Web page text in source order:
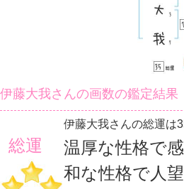
伊藤大我さんの画数の鑑定結果
総運
伊藤大我さんの総運は
温厚な性格で
和な性格で人望